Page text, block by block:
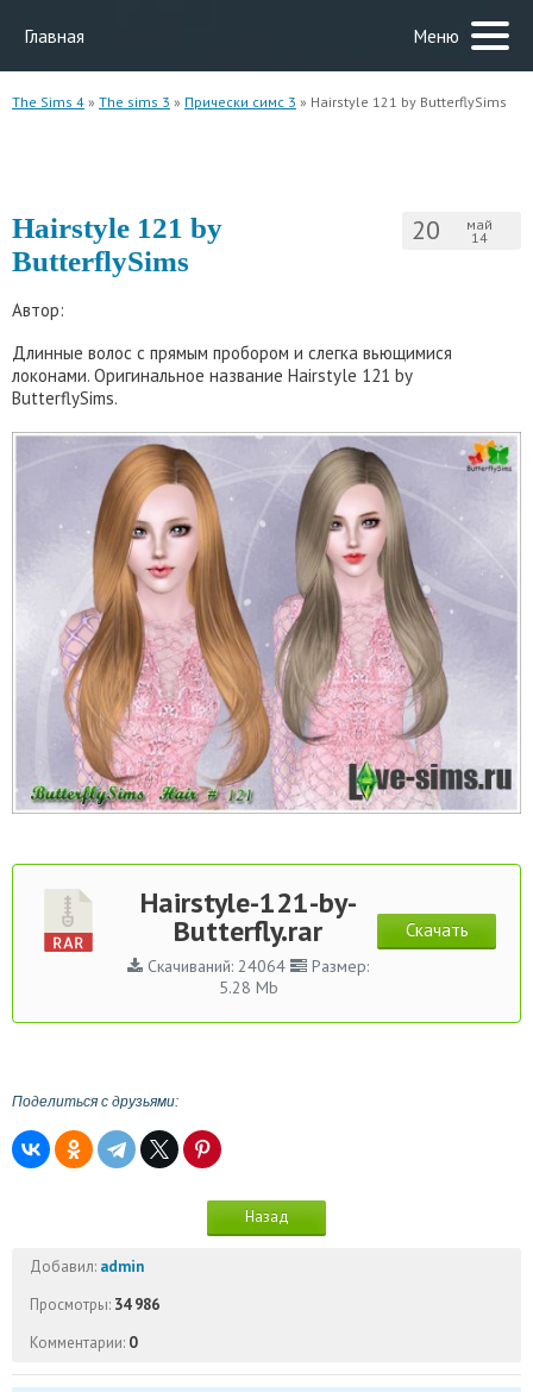
Главная Меню
The Sims 4 » The sims 3 » Прически симс 3 » Hairstyle 121 by ButterflySims
20 май
14
Hairstyle 121 by
ButterflySims
Автор:
Длинные волос с прямым пробором и слегка вьющимися
локонами. Оригинальное название Hairstyle 121 by
ButterflySims.
Hairstyle-121-by-
Butterfly.rar
Скачиваний: 24064
Размер:
5.28 Mb
Скачать
Поделиться с друзьями:
Назад
Добавил: admin
Просмотры: 34 986
Комментарии: 0